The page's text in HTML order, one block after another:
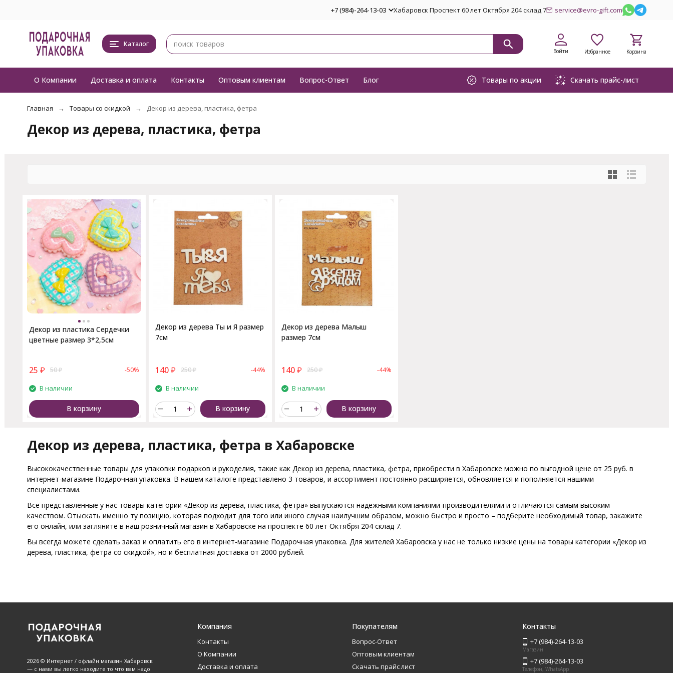
+7 (984)-264-13-03 Хабаровск Проспект 60 лет Октября 204 склад 7 service@evro-gift.com
Каталог
Войти Избранное Корзина
О Компании Доставка и оплата Контакты Оптовым клиентам Вопрос-Ответ Блог Товары по акции Скачать прайс-лист
Главная Товары со скидкой Декор из дерева, пластика, фетра
Декор из дерева, пластика, фетра
Декор из пластика Сердечки
цветные размер 3*2,5см
25 ₽ 50₽ -50%
В наличии
В корзину
Декор из дерева Ты и Я размер
7см
140₽ 250₽ -44%
В наличии
В корзину
Декор из дерева Малыш
размер 7см
140₽ 250₽ -44%
В наличии
В корзину
Декор из дерева, пластика, фетра в Хабаровске
Высококачественные товары для упаковки подарков и рукоделия, такие как Декор из дерева, пластика, фетра, приобрести в Хабаровске можно по выгодной цене от 25 руб. в
интернет-магазине Подарочная упаковка. В нашем каталоге представлено 3 товаров, и ассортимент постоянно расширяется, обновляется и пополняется нашими
специалистами.
Все представленные у нас товары категории «Декор из дерева, пластика, фетра» выпускаются надежными компаниями-производителями и отличаются самым высоким
качеством. Отыскать именно ту позицию, которая подходит для того или иного случая наилучшим образом, можно быстро и просто – подберите необходимый товар, закажите
его онлайн, или загляните в наш розничный магазин в Хабаровске на проспекте 60 лет Октября 204 склад 7.
Вы всегда можете сделать заказ и оплатить его в интернет-магазине Подарочная упаковка. Для жителей Хабаровска у нас не только низкие цены на товары категории «Декор из
дерева, пластика, фетра со скидкой», но и бесплатная доставка от 2000 рублей.
2026 © Интернет / офлайн магазин Хабаровск
— с нами вы легко находите то что вам надо
Компания
Контакты
О Компании
Доставка и оплата
Покупателям
Вопрос-Ответ
Оптовым клиентам
Скачать прайс лист
Контакты
+7 (984)-264-13-03
Магазин
+7 (984)-264-13-03
Телефон, WhatsApp